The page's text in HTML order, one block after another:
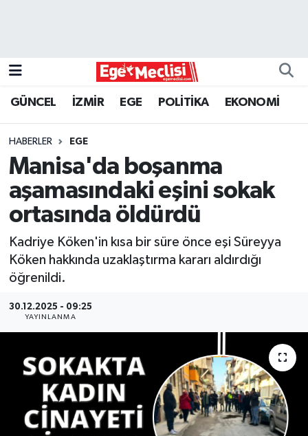
GÜNCEL İZMİR EGE POLİTİKA EKONOMİ
HABERLER EGE
Manisa'da boşanma
aşamasındaki eşini sokak
ortasında öldürdü
Kadriye Köken'in kısa bir süre önce eşi Süreyya
Köken hakkında uzaklaştırma kararı aldırdığı
öğrenildi.
30.12.2025 - 09:25
YAYINLANMA
GÜNCEL
İZMİR
ÖZEL HABER
Programlar
YAŞAM